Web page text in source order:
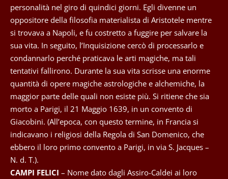
personalità nel giro di quindici giorni. Egli divenne un
oppositore della filosofia materialista di Aristotele mentre
si trovava a Napoli, e fu costretto a fuggire per salvare la
sua vita. In seguito, l’Inquisizione cercò di processarlo e
condannarlo perché praticava le arti magiche, ma tali
tentativi fallirono. Durante la sua vita scrisse una enorme
quantità di opere magiche astrologiche e alchemiche, la
maggior parte delle quali non esiste più. Si ritiene che sia
morto a Parigi, il 21 Maggio 1639, in un convento di
Giacobini. (All’epoca, con questo termine, in Francia si
indicavano i religiosi della Regola di San Domenico, che
ebbero il loro primo convento a Parigi, in via S. Jacques –
N. d. T.).
CAMPI FELICI – Nome dato dagli Assiro-Caldei ai loro